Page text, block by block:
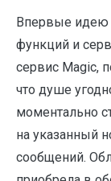
Впервые идею
функций и
сервис Magic,
что душе
моментально
на указанный
сообщений.